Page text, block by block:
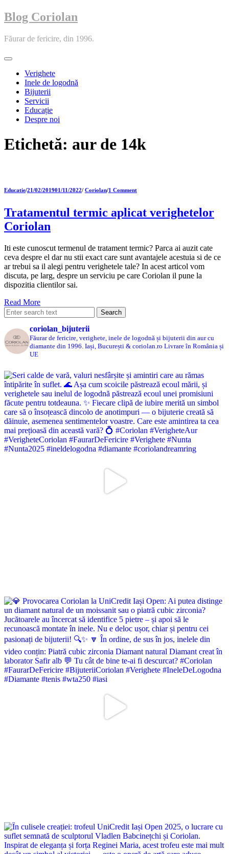
Blog Coriolan
Făurar de fericire, din 1996.
Toggle
navigationVerighete
Inele de logodnă
Bijuterii
Servicii
Educație
Despre noi
Etichetă: aur de 14k
Educatie/21/02/201901/11/2022/ Coriolan/1 Comment
Tratamentul termic aplicat verighetelor
Coriolan
Iti este cunoscut termenul de tratament termic? Parca ai auzit cate
ceva despre el dar nu stii exact care sunt avantajele acestuia si de ce
ar trebui sa il alegi pentru verighetele tale? In acest articol vom
discuta, pe larg, despre un serviciu pe care Coriolan il pune la
dispozitia clientilor sai.
Read More
coriolan_bijuterii
Făurar de fericire, verighete, inele de logodnă și bijuterii din aur cu
diamante din 1996. Iași, București & coriolan.ro Livrare în România și
UE